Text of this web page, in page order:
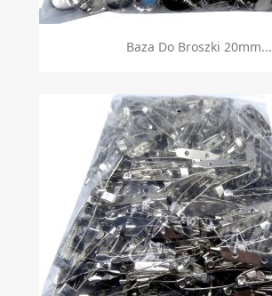
Baza Do Broszki 20mm...